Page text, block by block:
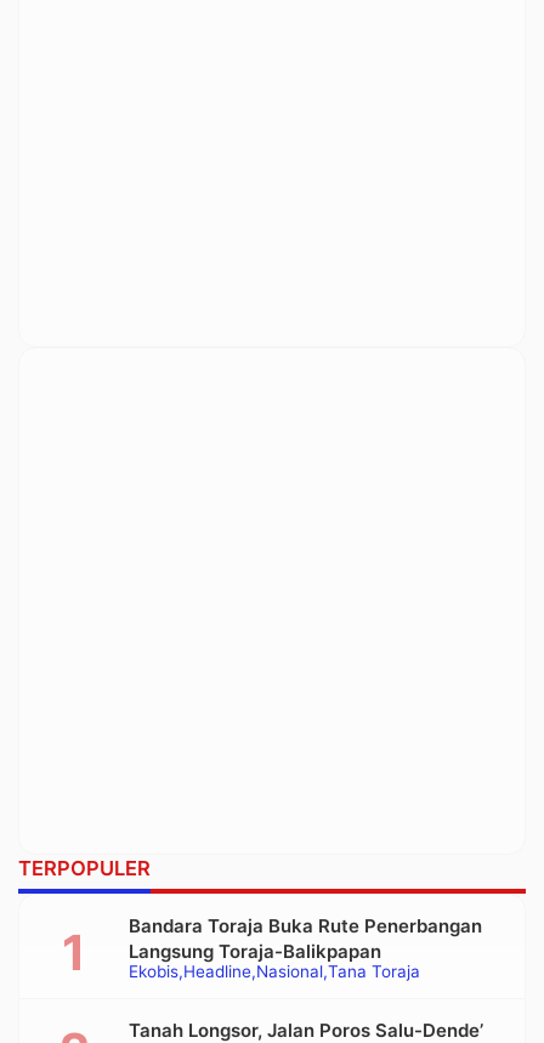
TERPOPULER
Ekobis Headline Nasional Tana Toraja
Bandara Toraja Buka Rute Penerbangan
Langsung Toraja-Balikpapan
Tanah Longsor, Jalan Poros Salu-Dende’